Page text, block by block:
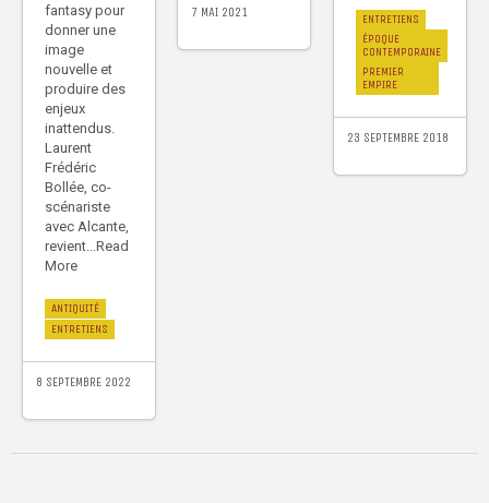
fantasy pour
donner une
image
nouvelle et
produire des
enjeux
inattendus.
Laurent
Frédéric
Bollée, co-
scénariste
avec Alcante,
revient...Read
More
ANTIQUITÉ
ENTRETIENS
8 SEPTEMBRE 2022
7 MAI 2021
ENTRETIENS
ÉPOQUE
CONTEMPORAINE
PREMIER
EMPIRE
23 SEPTEMBRE 2018